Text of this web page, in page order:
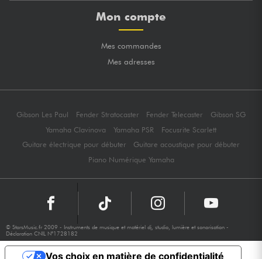
Mon compte
Mes commandes
Mes adresses
Gibson Les Paul Fender Stratocaster Fender Telecaster
Gibson SG
Yamaha Clavinova
Yamaha PSR
Focusrite Scarlett
Guitare électrique pour débuter
Guitare acoustique pour débuter
Piano Numérique Yamaha
© StarsMusic.fr 2009 - Instruments de musique et matériel dj, studio, lumière et sonorisation -
Déclaration CNIL N°1728182
Vos choix en matière de confidentialité